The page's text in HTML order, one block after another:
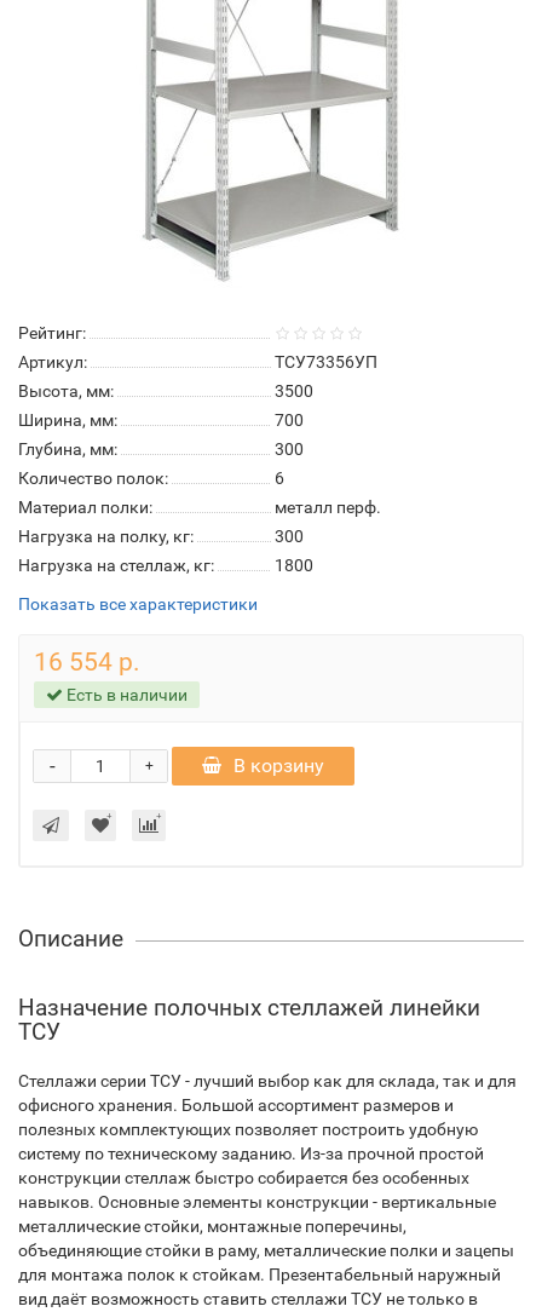
Рейтинг:
Артикул:
ТСУ73356УП
Высота, мм:
3500
Ширина, мм:
700
Глубина, мм:
300
Количество полок:
6
Материал полки:
металл перф.
Нагрузка на полку, кг:
300
Нагрузка на стеллаж, кг:
1800
Показать все характеристики
16 554 р.
Есть в наличии
+
- В корзину
Описание
Назначение полочных стеллажей линейки
ТСУ
Стеллажи серии ТСУ - лучший выбор как для склада, так и для
офисного хранения. Большой ассортимент размеров и
полезных комплектующих позволяет построить удобную
систему по техническому заданию. Из-за прочной простой
конструкции стеллаж быстро собирается без особенных
навыков. Основные элементы конструкции - вертикальные
металлические стойки, монтажные поперечины,
объединяющие стойки в раму, металлические полки и зацепы
для монтажа полок к стойкам. Презентабельный наружный
вид даёт возможность ставить стеллажи ТСУ не только в